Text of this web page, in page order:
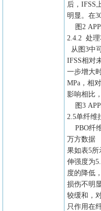
后，IFSS
明显。在
图2
2.4.2 处
从图3中
IFSS相对
一步增大
MPa，相
影响相比
图3
2.5单纤维
PBO纤
万方数据
果如表5所
伸强度为
度的降低
损伤不明
较缓和，
只作用在